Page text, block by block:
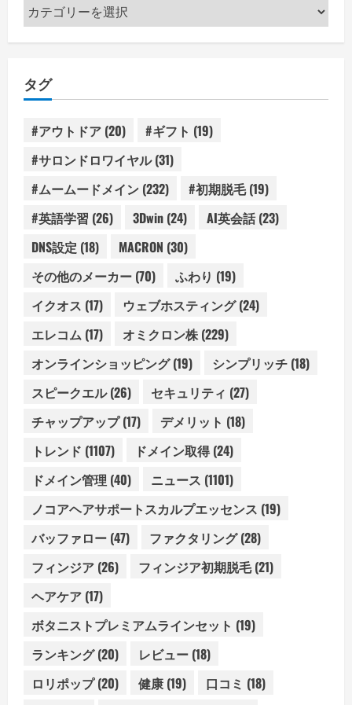
カ
テ
ー
タグ
#アウトドア (20) #ギフト (19)
#サロンドロワイヤル(31)
#ムームードメイン (232) #初期脱毛(19)
#英語学習 (26) 3Dwin (24) AI英会話(23)
DNS設定 (18) MACRON (30)
その他のメーカー (70) ふわり (19)
イクオス (17) ウェブホスティング(24)
エレコム (17) オミクロン株(229)
オンラインショッピング(19) シンプリッチ (18)
スピークエル(26) セキュリティ (27)
チャップアップ(17) デメリット (18)
トレンド (1107) ドメイン取得(24)
ドメイン管理 (40) ニュース (1101)
ノコアヘアサポートスカルプエッセンス (19)
バッファロー (47) ファクタリング(28)
フィンジア (26) フィンジア初期脱毛(21)
ヘアケア (17)
ボタニストプレミアムラインセット (19)
ランキング(20) レビュー (18)
ロリポップ(20) 健康 (19) 口コミ (18)